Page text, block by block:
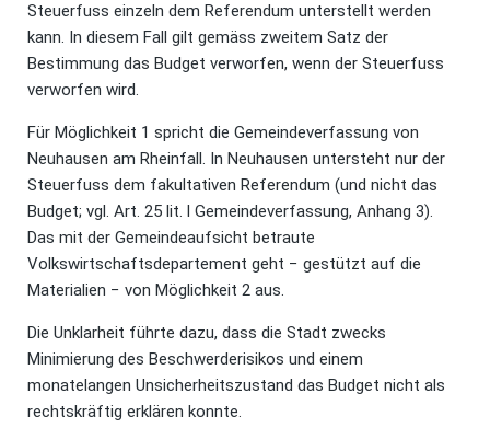
Steuerfuss einzeln dem Referendum unterstellt werden
kann. In diesem Fall gilt gemäss zweitem Satz der
Bestimmung das Budget verworfen, wenn der Steuerfuss
verworfen wird.
Für Möglichkeit 1 spricht die Gemeindeverfassung von
Neuhausen am Rheinfall. In Neuhausen untersteht nur der
Steuerfuss dem fakultativen Referendum (und nicht das
Budget; vgl. Art. 25 lit. l Gemeindeverfassung, Anhang 3).
Das mit der Gemeindeaufsicht betraute
Volkswirtschaftsdepartement geht − gestützt auf die
Materialien − von Möglichkeit 2 aus.
Die Unklarheit führte dazu, dass die Stadt zwecks
Minimierung des Beschwerderisikos und einem
monatelangen Unsicherheitszustand das Budget nicht als
rechtskräftig erklären konnte.